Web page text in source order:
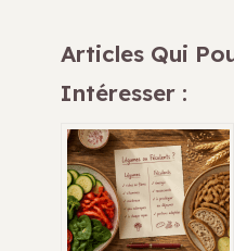
Articles Qui
Intéresser :